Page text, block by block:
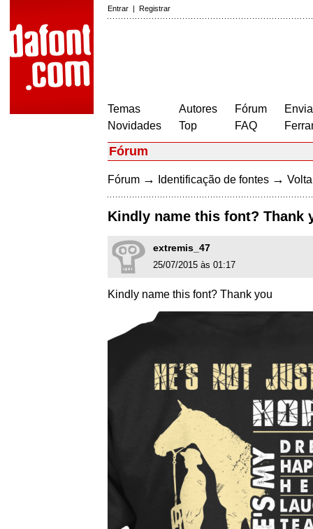
Entrar | Registrar
Temas
Novidades
Autores
Top
Fórum
FAQ
Fórum
Fórum → Identificação de fontes →
Kindly name this font? Thank
extremis_47
25/07/2015 às 01:17
Kindly name this font? Thank you